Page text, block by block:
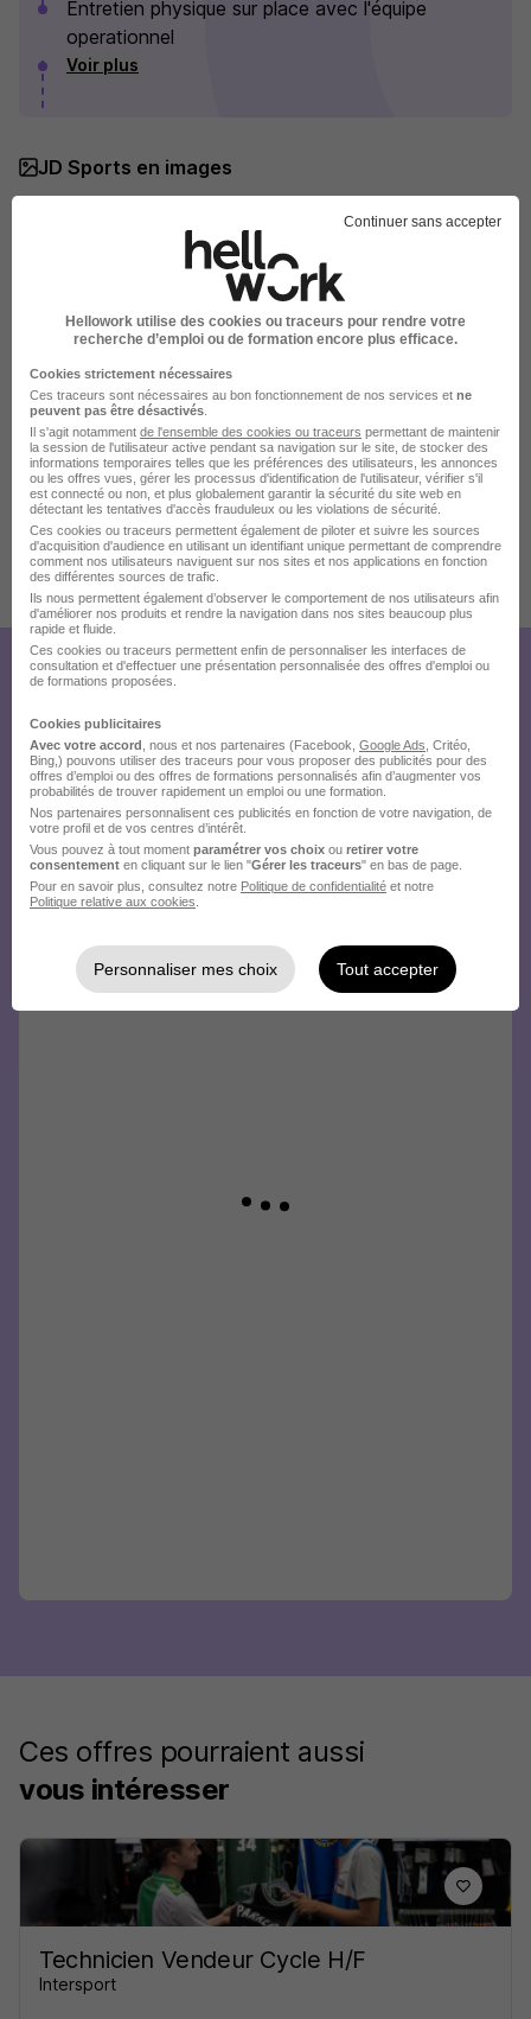
Entretien physique sur place avec l'équipe
operationnel
Voir plus
JD Sports en images
5 de plus
Publiée le 28/07/2026 - Réf : 4286568101
Créez votre compte
Hellowork et postulez
sur le site du recruteur !
Ces offres pourraient aussi
vous intéresser
Technicien Vendeur Cycle H/F
Intersport
Continuer sans accepter
Hellowork utilise des cookies ou traceurs pour rendre votre
recherche d’emploi ou de formation encore plus efficace.
Cookies strictement nécessaires
Ces traceurs sont nécessaires au bon fonctionnement de nos services et ne
peuvent pas être désactivés
Il s'agit notamment de l'ensemble des cookies ou traceurs permettant de maintenir
la session de l'utilisateur active pendant sa navigation sur le site, de stocker des
informations temporaires telles que les préférences des utilisateurs, les annonces
ou les offres vues, gérer les processus d'identification de l'utilisateur, vérifier s'il
est connecté ou non, et plus globalement garantir la sécurité du site web en
détectant les tentatives d'accès frauduleux ou les violations de sécurité.
Ces cookies ou traceurs permettent également de piloter et suivre les sources
d'acquisition d'audience en utilisant un identifiant unique permettant de comprendre
comment nos utilisateurs naviguent sur nos sites et nos applications en fonction
des différentes sources de trafic.
Ils nous permettent également d’observer le comportement de nos utilisateurs afin
d'améliorer nos produits et rendre la navigation dans nos sites beaucoup plus
rapide et fluide.
Ces cookies ou traceurs permettent enfin de personnaliser les interfaces de
consultation et d'effectuer une présentation personnalisée des offres d'emploi ou
de formations proposées.
Cookies publicitaires
Avec votre accord , nous et nos partenaires (Facebook, Google Ads , Critéo,
Bing,) pouvons utiliser des traceurs pour vous proposer des publicités pour des
offres d’emploi ou des offres de formations personnalisés afin d’augmenter vos
probabilités de trouver rapidement un emploi ou une formation.
Nos partenaires personnalisent ces publicités en fonction de votre navigation, de
votre profil et de vos centres d’intérêt.
Vous pouvez à tout moment paramétrer vos choix ou retirer votre
consentement en cliquant sur le lien "Gérer les traceurs" en bas de page.
Pour en savoir plus, consultez notre Politique de confidentialité et notre
Politique relative aux cookies
Personnaliser mes choix Tout accepter